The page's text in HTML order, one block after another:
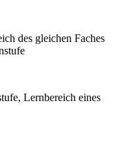
des gleichen Faches
Lernbereich eines